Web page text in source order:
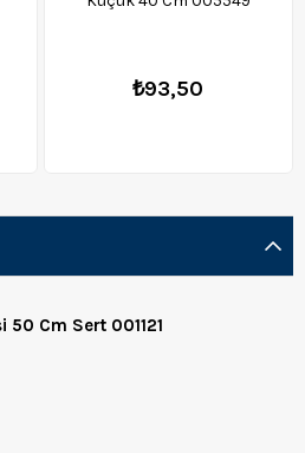
₺93,50
50 Cm Sert 001121